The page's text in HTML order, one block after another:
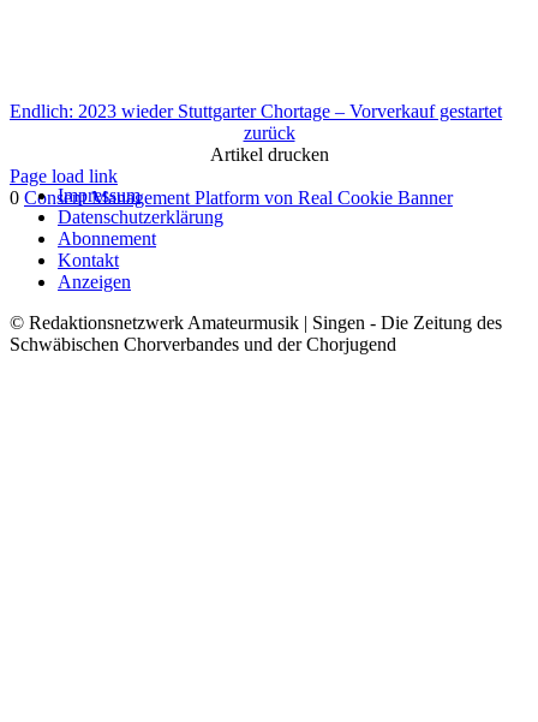
Endlich: 2023 wieder Stuttgarter Chortage – Vorverkauf gestartet
zurück
Artikel drucken
Impressum
Datenschutzerklärung
Abonnement
Kontakt
Anzeigen
© Redaktionsnetzwerk Amateurmusik | Singen - Die Zeitung des
Schwäbischen Chorverbandes und der Chorjugend
Page load link
0 Consent Management Platform von Real Cookie Banner
Nach
oben